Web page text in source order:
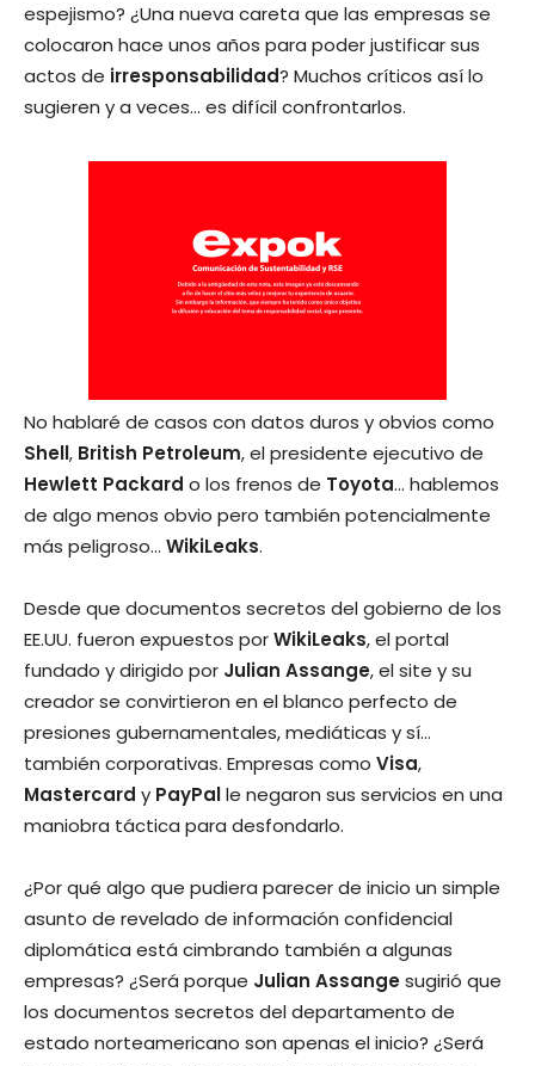
espejismo? ¿Una nueva careta que las empresas se
colocaron hace unos años para poder justificar sus
actos de irresponsabilidad? Muchos críticos así lo
sugieren y a veces… es difícil confrontarlos.
No hablaré de casos con datos duros y obvios como
Shell, British Petroleum, el presidente ejecutivo de
Hewlett Packard o los frenos de Toyota… hablemos
de algo menos obvio pero también potencialmente
más peligroso… WikiLeaks.
Desde que documentos secretos del gobierno de los
EE.UU. fueron expuestos porWikiLeaks, el portal
fundado y dirigido por Julian Assange, el site y su
creador se convirtieron en el blanco perfecto de
presiones gubernamentales, mediáticas y sí…
también corporativas. Empresas como Visa,
Mastercard y PayPalle negaron sus servicios en una
maniobra táctica para desfondarlo.
¿Por qué algo que pudiera parecer de inicio un simple
asunto de revelado de información confidencial
diplomática está cimbrando también a algunas
empresas? ¿Será porque Julian Assangesugirió que
los documentos secretos del departamento de
estado norteamericano son apenas el inicio? ¿Será